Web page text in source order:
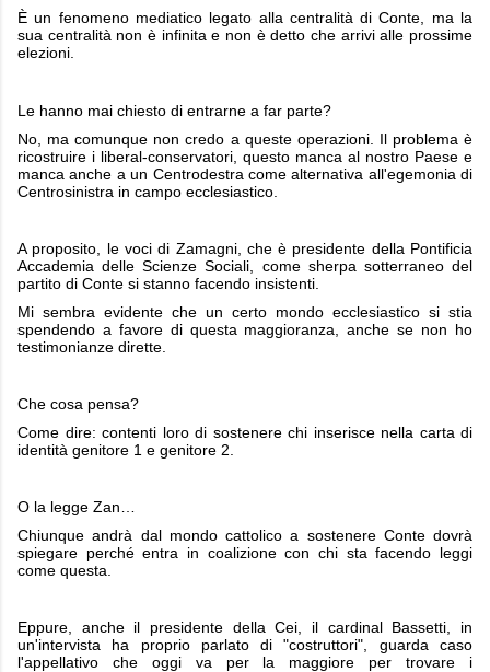
È un fenomeno mediatico legato alla centralità di Conte, ma la
sua centralità non è infinita e non è detto che arrivi alle prossime
elezioni.
Le hanno mai chiesto di entrarne a far parte?
No, ma comunque non credo a queste operazioni. Il problema è
ricostruire i liberal-conservatori, questo manca al nostro Paese e
manca anche a un Centrodestra come alternativa all'egemonia di
Centrosinistra in campo ecclesiastico.
A proposito, le voci di Zamagni, che è presidente della Pontificia
Accademia delle Scienze Sociali, come sherpa sotterraneo del
partito di Conte si stanno facendo insistenti.
Mi sembra evidente che un certo mondo ecclesiastico si stia
spendendo a favore di questa maggioranza, anche se non ho
testimonianze dirette.
Che cosa pensa?
Come dire: contenti loro di sostenere chi inserisce nella carta di
identità genitore 1 e genitore 2.
O la legge Zan…
Chiunque andrà dal mondo cattolico a sostenere Conte dovrà
spiegare perché entra in coalizione con chi sta facendo leggi
come questa.
Eppure, anche il presidente della Cei, il cardinal Bassetti, in
un'intervista ha proprio parlato di "costruttori", guarda caso
l'appellativo che oggi va per la maggiore per trovare i